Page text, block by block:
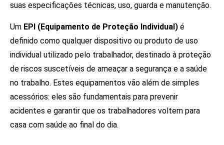
suas especificações técnicas, uso, guarda e manutenção.
Um EPI (Equipamento de Proteção Individual) é
definido como qualquer dispositivo ou produto de uso
individual utilizado pelo trabalhador, destinado à proteção
de riscos suscetíveis de ameaçar a segurança e a saúde
no trabalho. Estes equipamentos vão além de simples
acessórios: eles são fundamentais para prevenir
acidentes e garantir que os trabalhadores voltem para
casa com saúde ao final do dia.